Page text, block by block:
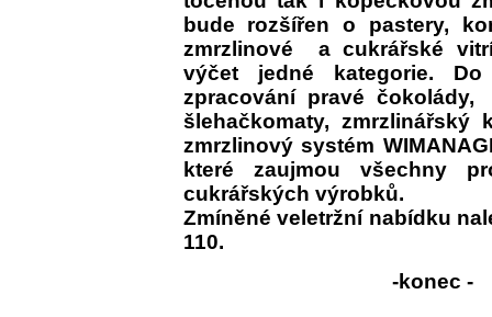
bude rozšířen o pastery,
zmrzlinové a cukrářské
výčet jedné kategorie.
zpracování pravé
šlehačkomaty, zmrzlinářský
zmrzlinový systém
které zaujmou všechny
cukrářských výrobků.
Zmíněné veletržní nabídku
110.
-konec -